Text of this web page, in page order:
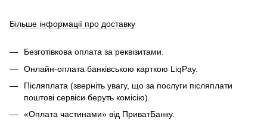
Більше інформації про доставку
Безготівкова оплата за реквізитами.
Онлайн-оплата банківською карткою LiqPay.
Післяплата (зверніть увагу, що за послуги післяплати
поштові сервіси беруть комісію).
«Оплата частинами» від ПриватБанку.